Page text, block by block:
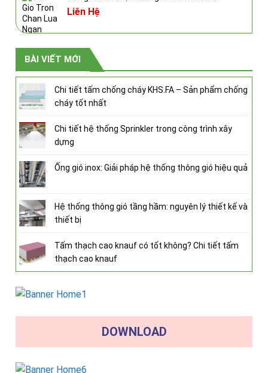
Liên Hệ
BÀI VIẾT MỚI
Chi tiết tấm chống cháy KHS.FA – Sản phẩm chống
cháy tốt nhất
Chi tiết hệ thống Sprinkler trong công trình xây
dựng
Ống gió inox: Giải pháp hệ thống thông gió hiệu quả
Hệ thống thông gió tầng hầm: nguyên lý thiết kế và
thiết bị
Tấm thạch cao knauf có tốt không? Chi tiết tấm
thạch cao knauf
DOWNLOAD